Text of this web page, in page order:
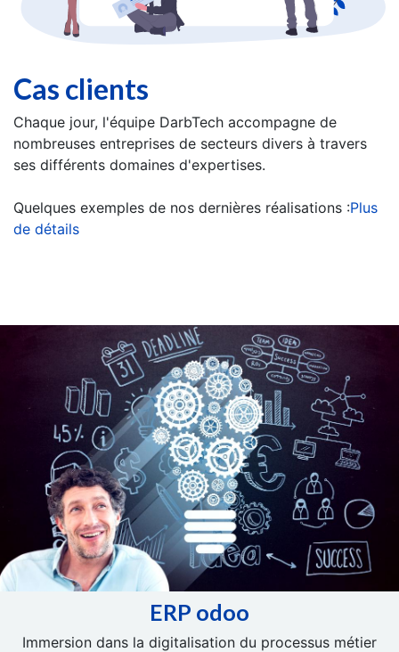
Cas clients
Chaque jour, l'équipe DarbTech accompagne de
nombreuses entreprises de secteurs divers à travers
ses différents domaines d'expertises.
Quelques exemples de nos dernières réalisations :​​​Plus
de détails​​​
ERP odoo
Immersion dans la digitalisation du processus métier